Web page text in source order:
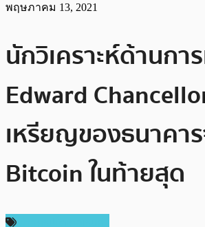
พฤษภาคม 13, 2021
นักวิเคราะห์ด้านกา
Edward
เหรียญของธนาคา
Bitcoin ในท้ายสุด